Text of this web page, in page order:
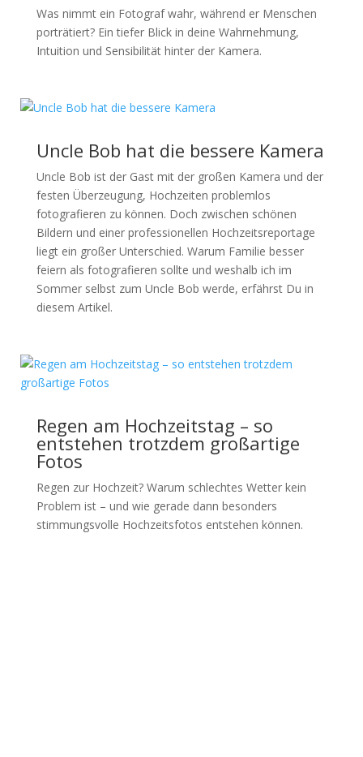
Was nimmt ein Fotograf wahr, während er Menschen
porträtiert? Ein tiefer Blick in deine Wahrnehmung,
Intuition und Sensibilität hinter der Kamera.
Uncle Bob hat die bessere Kamera
Uncle Bob ist der Gast mit der großen Kamera und der
festen Überzeugung, Hochzeiten problemlos
fotografieren zu können. Doch zwischen schönen
Bildern und einer professionellen Hochzeitsreportage
liegt ein großer Unterschied. Warum Familie besser
feiern als fotografieren sollte und weshalb ich im
Sommer selbst zum Uncle Bob werde, erfährst Du in
diesem Artikel.
Regen am Hochzeitstag – so
entstehen trotzdem großartige
Fotos
Regen zur Hochzeit? Warum schlechtes Wetter kein
Problem ist – und wie gerade dann besonders
stimmungsvolle Hochzeitsfotos entstehen können.